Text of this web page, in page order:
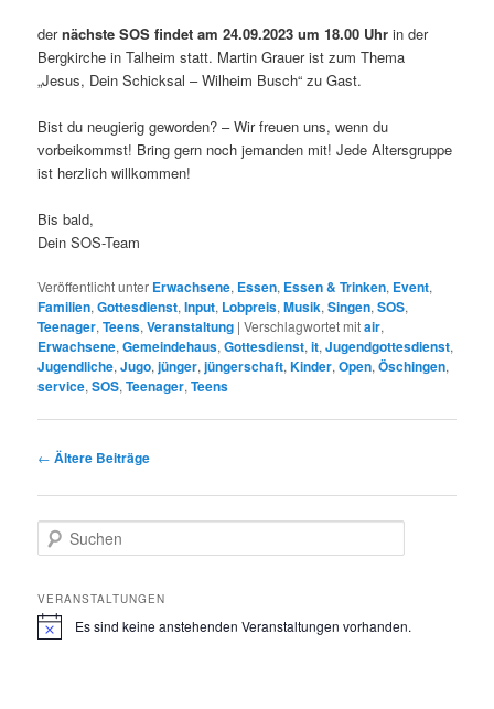
dernächste SOS findet am 24.09.2023 um 18.00 Uhrin der
Bergkirche in Talheim statt. Martin Grauer ist zum Thema
„Jesus, Dein Schicksal – Wilheim Busch“ zu Gast.
Bist du neugierig geworden? – Wir freuen uns, wenn du
vorbeikommst! Bring gern noch jemanden mit! Jede Altersgruppe
ist herzlich willkommen!
Bis bald,
Dein SOS-Team
Veröffentlicht unter Erwachsene, Essen, Essen & Trinken, Event,
Familien,Gottesdienst,Input, Lobpreis,Musik,Singen,SOS,
Teenager,Teens,Veranstaltung |Verschlagwortet mitair,
Erwachsene,Gemeindehaus,Gottesdienst,it,Jugendgottesdienst,
Jugendliche,Jugo,jünger,jüngerschaft,Kinder,Open,Öschingen,
service,SOS,Teenager,Teens
Beitragsnavigation
← Ältere Beiträge
u
h
e
n
VERANSTALTUNGEN
H
Es sind keine anstehenden Veranstaltungen vorhanden.